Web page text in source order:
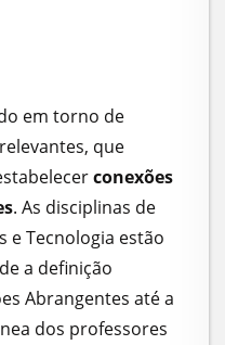
em torno de
que
conexões
. As disciplinas de
e Tecnologia estão
a definição
Abrangentes até a
dos professores